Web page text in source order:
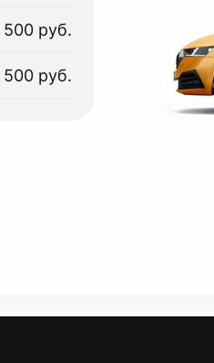
500 руб.
500 руб.